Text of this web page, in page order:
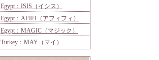
Egypt：ISIS（イシス）
Egypt：AFIFI（アフィフィ）
Egypt：MAGIC（マジック）
Turkey：MAY（マイ）